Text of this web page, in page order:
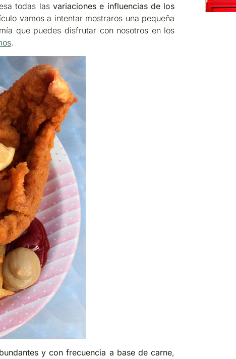
todas lasvariaciones e influencias de los
vamos a intentar mostraros una pequeña
que puedes disfrutar con nosotros en los
.
y con frecuencia a base de carne,